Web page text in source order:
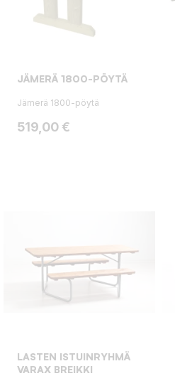
JÄMERÄ 1800-PÖYTÄ
Jämerä 1800-pöytä
Hinta
519,00 €
LASTEN ISTUINRYHMÄ
VARAX BREIKKI